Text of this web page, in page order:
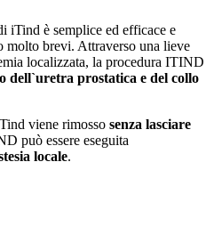
iTind è semplice ed efficace e
molto brevi. Attraverso una lieve
localizzata, la procedura ITIND
dell`uretra prostatica e del collo
viene rimosso senza lasciare
può essere eseguita
locale.